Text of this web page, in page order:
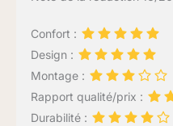
Confort :
Design :
Montage :
Rapport qualité/prix :
Durabilité :